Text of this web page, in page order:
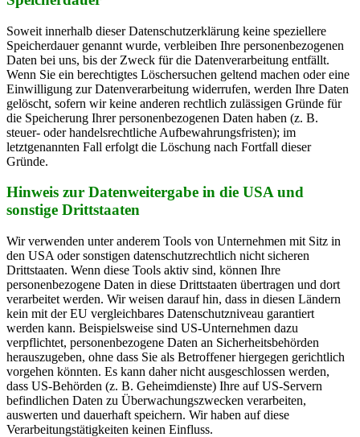
Soweit innerhalb dieser Datenschutzerklärung keine speziellere
Speicherdauer genannt wurde, verbleiben Ihre personenbezogenen
Daten bei uns, bis der Zweck für die Datenverarbeitung entfällt.
Wenn Sie ein berechtigtes Löschersuchen geltend machen oder eine
Einwilligung zur Datenverarbeitung widerrufen, werden Ihre Daten
gelöscht, sofern wir keine anderen rechtlich zulässigen Gründe für
die Speicherung Ihrer personenbezogenen Daten haben (z. B.
steuer- oder handelsrechtliche Aufbewahrungsfristen); im
letztgenannten Fall erfolgt die Löschung nach Fortfall dieser
Gründe.
Hinweis zur Datenweitergabe in die USA und
sonstige Drittstaaten
Wir verwenden unter anderem Tools von Unternehmen mit Sitz in
den USA oder sonstigen datenschutzrechtlich nicht sicheren
Drittstaaten. Wenn diese Tools aktiv sind, können Ihre
personenbezogene Daten in diese Drittstaaten übertragen und dort
verarbeitet werden. Wir weisen darauf hin, dass in diesen Ländern
kein mit der EU vergleichbares Datenschutzniveau garantiert
werden kann. Beispielsweise sind US-Unternehmen dazu
verpflichtet, personenbezogene Daten an Sicherheitsbehörden
herauszugeben, ohne dass Sie als Betroffener hiergegen gerichtlich
vorgehen könnten. Es kann daher nicht ausgeschlossen werden,
dass US-Behörden (z. B. Geheimdienste) Ihre auf US-Servern
befindlichen Daten zu Überwachungszwecken verarbeiten,
auswerten und dauerhaft speichern. Wir haben auf diese
Verarbeitungstätigkeiten keinen Einfluss.